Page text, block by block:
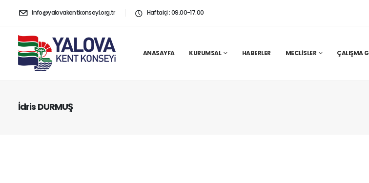
info@yalovakentkonseyi.org.tr Haftaiçi : 09.00-17.00
ANASAYFA KURUMSAL HABERLER MECLISLER ÇALIŞMA
İdris DURMUŞ